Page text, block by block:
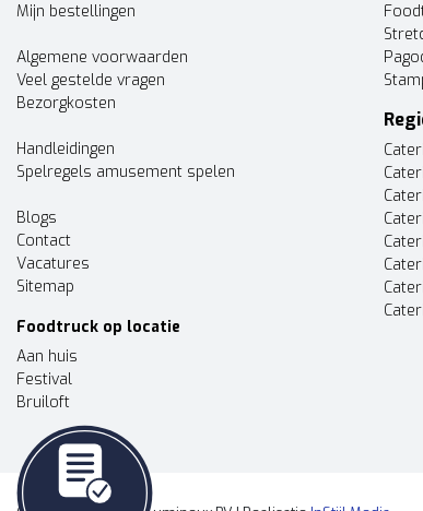
Mijn bestellingen
Algemene voorwaarden
Veel gestelde vragen
Bezorgkosten
Handleidingen
Spelregels amusement spelen
Blogs
Contact
Vacatures
Sitemap
Foodtruck op locatie
Aan huis
Festival
Bruiloft